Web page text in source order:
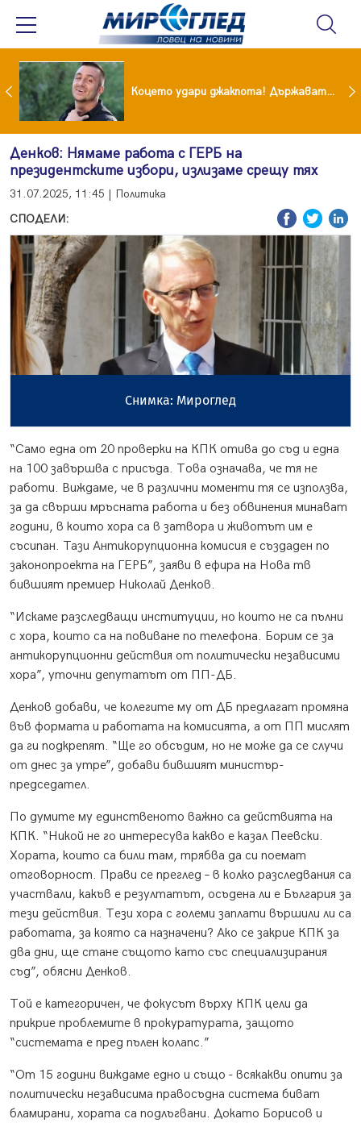
Тишина преди бурята! Защо Саня Армутлиева продължава да мълчи за раздялата с Дара? Коцето удари джакпота! Държавата му плаща 95 000 евро
Денков: Нямаме работа с ГЕРБ на
президентските избори, излизаме срещу тях
31.07.2025, 11:45 | Политика
СПОДЕЛИ:
Снимка: Мироглед
“Само една от 20 проверки на КПК отива до съд и една
на 100 завършва с присъда. Това означава, че тя не
работи. Виждаме, че в различни моменти тя се използва,
за да свърши мръсната работа и без обвинения минават
години, в които хора са в затвора и животът им е
съсипан. Тази Антикорупционна комисия е създаден по
законопроекта на ГЕРБ”, заяви в ефира на Нова тв
бившият премиер Николай Денков.
“Искаме разследващи институции, но които не са пълни
с хора, които са на повиване по телефона. Борим се за
антикорупционни действия от политически независими
хора”, уточни депутатът от ПП-ДБ.
Денков добави, че колегите му от ДБ предлагат промяна
във формата и работата на комисията, а от ПП мислят
да ги подкрепят. “Ще го обсъдим, но не може да се случи
от днес за утре”, добави бившият министър-
председател.
По думите му единственото важно са действията на
КПК. “Никой не го интересува какво е казал Пеевски.
Хората, които са били там, трябва да си поемат
отговорност. Прави се преглед – в колко разследвания са
участвали, какъв е резултатът, осъдена ли е България за
тези действия. Тези хора с големи заплати вършили ли са
работата, за която са назначени? Ако се закрие КПК за
два дни, ще стане същото като със специализирания
съд”, обясни Денков.
Той е категоричен, че фокусът върху КПК цели да
прикрие проблемите в прокуратурата, защото
“системата е пред пълен колапс.”
“От 15 години виждаме едно и също - всякакви опити за
политически независима правосъдна система биват
бламирани, хората са подлъгвани. Докато Борисов и